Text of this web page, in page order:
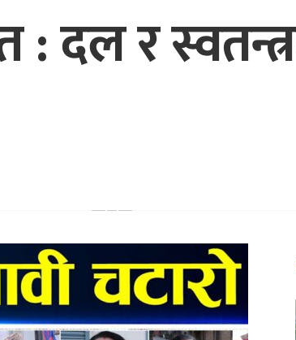
: दल र